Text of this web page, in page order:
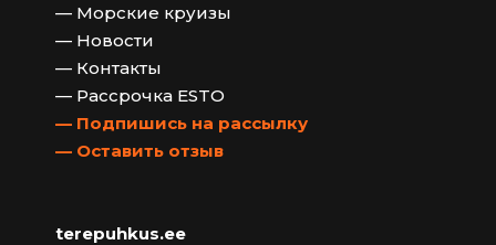
— Морские круизы
— Новости
— Контакты
— Рассрочка ESTO
— Подпишись на рассылку
— Оставить отзыв
terepuhkus.ee